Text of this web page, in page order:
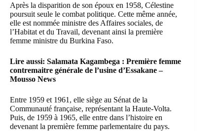
Après la disparition de son époux en 1958, Célestine
poursuit seule le combat politique. Cette même année,
elle est nommée ministre des Affaires sociales, de
l’Habitat et du Travail, devenant ainsi la première
femme ministre du Burkina Faso.
Lire aussi: Salamata Kagambega : Première femme
contremaitre générale de l’usine d’Essakane –
Mousso News
Entre 1959 et 1961, elle siège au Sénat de la
Communauté française, représentant la Haute-Volta.
Puis, de 1959 à 1965, elle entre dans l’histoire en
devenant la première femme parlementaire du pays.